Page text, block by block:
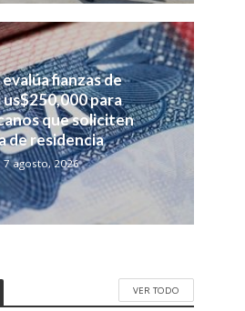
evalúa fianzas de
para
que soliciten
de residencia
7 agosto, 2026
VER TODO